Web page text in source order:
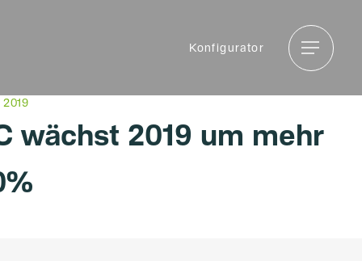
Konfigurator Menu
wächst 2019 um mehr